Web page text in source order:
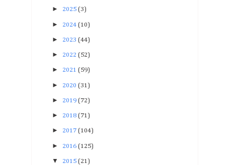
► 2025 (3)
► 2024 (10)
► 2023 (44)
► 2022 (52)
► 2021 (59)
► 2020 (31)
► 2019 (72)
► 2018 (71)
► 2017 (104)
► 2016 (125)
▼ 2015 (21)